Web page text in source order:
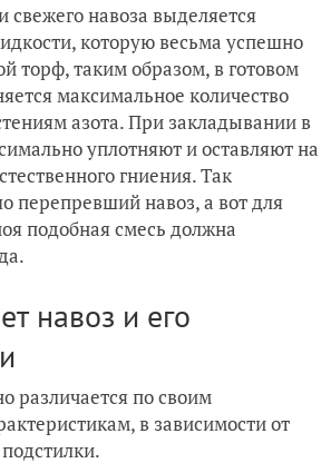
свежего навоза выделяется
которую весьма успешно
торф, таким образом, в готовом
максимальное количество
азота. При закладывании в
уплотняют и оставляют на
гниения. Так
перепревший навоз, а вот для
подобная смесь должна
навоз и его
различается по своим
в зависимости от